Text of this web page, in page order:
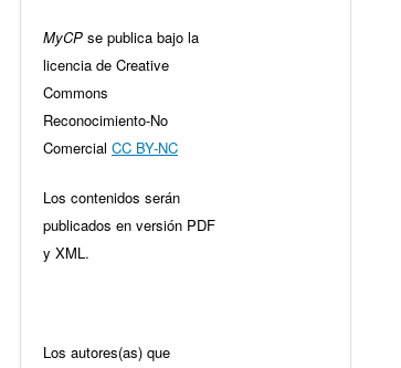
MyCP se publica bajo la
licencia de Creative
Commons
Reconocimiento-No
Comercial CC BY-NC
Los contenidos serán
publicados en versión PDF
y XML.
Los autores(as) que